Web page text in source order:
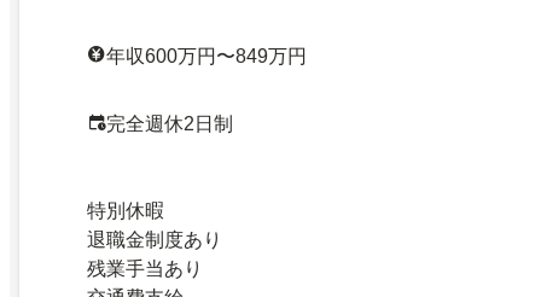
年収600万円〜849万円
完全週休2日制
特別休暇
退職金制度あり
残業手当あり